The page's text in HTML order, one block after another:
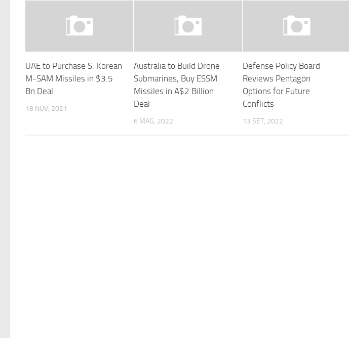
UAE to Purchase S. Korean
M-SAM Missiles in $3.5
Bn Deal
18 NOV, 2021
Australia to Build Drone
Submarines, Buy ESSM
Missiles in A$2 Billion
Deal
6 MAG, 2022
Defense Policy Board
Reviews Pentagon
Options for Future
Conflicts
13 SET, 2022